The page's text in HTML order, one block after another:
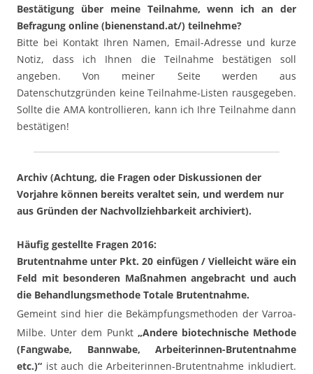
Bestätigung über meine Teilnahme, wenn ich an der
Befragung online (bienenstand.at/) teilnehme?
Bitte bei Kontakt Ihren Namen, Email-Adresse und kurze
Notiz, dass ich Ihnen die Teilnahme bestätigen soll
angeben. Von meiner Seite werden aus
Datenschutzgründen keine Teilnahme-Listen rausgegeben.
Sollte die AMA kontrollieren, kann ich Ihre Teilnahme dann
bestätigen!
Archiv (Achtung, die Fragen oder Diskussionen der
Vorjahre können bereits veraltet sein, und werdem nur
aus Gründen der Nachvollziehbarkeit archiviert).
Häufig gestellte Fragen 2016:
Brutentnahme unter Pkt. 20 einfügen / Vielleicht wäre ein
Feld mit besonderen Maßnahmen angebracht und auch
die Behandlungsmethode Totale Brutentnahme.
Gemeint sind hier die Bekämpfungsmethoden der Varroa-
Milbe. Unter dem Punkt „Andere biotechnische Methode
(Fangwabe, Bannwabe, Arbeiterinnen-Brutentnahme
etc.)“ ist auch die Arbeiterinnen-Brutentnahme inkludiert.